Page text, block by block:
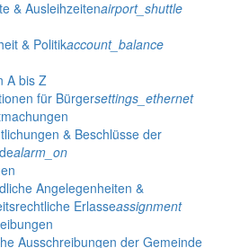
& Ausleihzeitenairport_shuttle
& Politikaccount_balance
A bis Z
für Bürgersettings_ethernet
& Beschlüsse der
alarm_on
Angelegenheiten &
Erlasseassignment
Ausschreibungen der Gemeinde